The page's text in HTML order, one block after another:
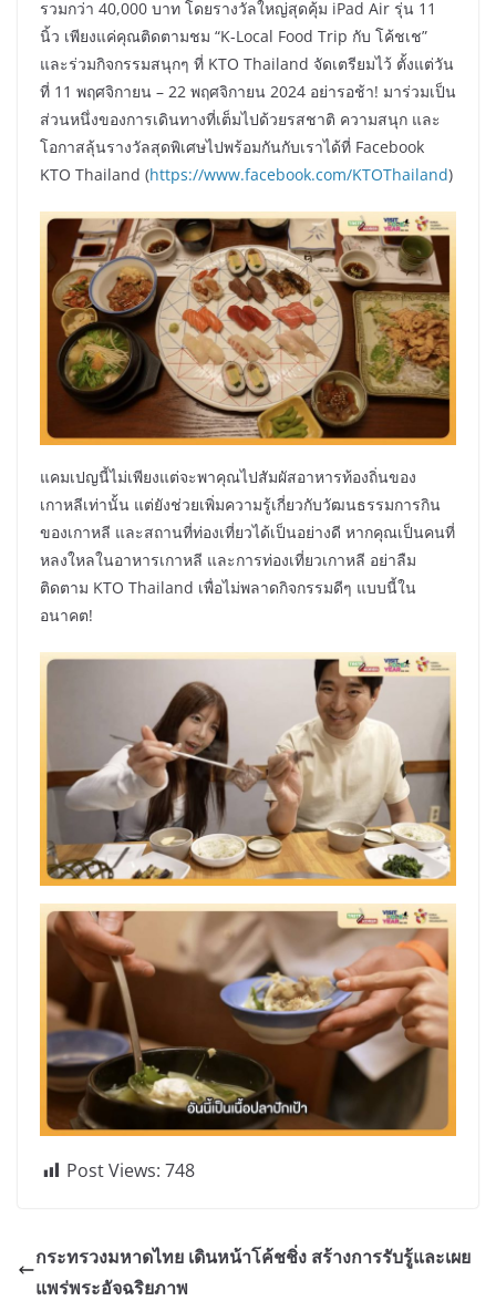
รวมกว่า 40,000 บาท โดยรางวัลใหญ่สุดคุ้ม iPad Air รุ่น 11
นิ้ว เพียงแค่คุณติดตามชม “K-Local Food Trip กับ โค้ชเช”
และร่วมกิจกรรมสนุกๆ ที่ KTO Thailand จัดเตรียมไว้ ตั้งแต่วัน
ที่ 11 พฤศจิกายน – 22 พฤศจิกายน 2024 อย่ารอช้า! มาร่วมเป็น
ส่วนหนึ่งของการเดินทางที่เต็มไปด้วยรสชาติ ความสนุก และ
โอกาสลุ้นรางวัลสุดพิเศษไปพร้อมกันกับเราได้ที่ Facebook
KTO Thailand (https://www.facebook.com/KTOThailand)
แคมเปญนี้ไม่เพียงแต่จะพาคุณไปสัมผัสอาหารท้องถิ่นของ
เกาหลีเท่านั้น แต่ยังช่วยเพิ่มความรู้เกี่ยวกับวัฒนธรรมการกิน
ของเกาหลี และสถานที่ท่องเที่ยวได้เป็นอย่างดี หากคุณเป็นคนที่
หลงใหลในอาหารเกาหลี และการท่องเที่ยวเกาหลี อย่าลืม
ติดตาม KTO Thailand เพื่อไม่พลาดกิจกรรมดีๆ แบบนี้ใน
อนาคต!
Post Views: 748
กระทรวงมหาดไทย เดินหน้าโค้ชชิ่ง สร้างการรับรู้และเผย
แพร่พระอัจฉริยภาพ